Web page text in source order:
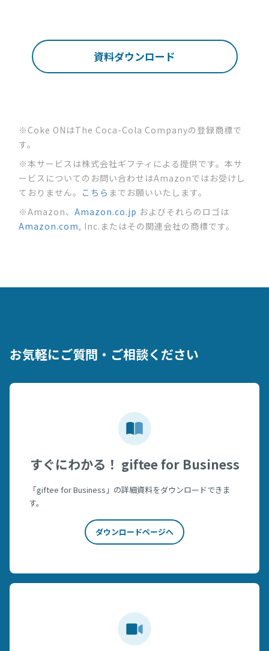
資料ダウンロード
※ Coke ONはThe Coca-Cola Companyの登録商標で
す。
※本サービスは株式会社ギフティによる提供です。本サ
ービスについてのお問い合わせはAmazonではお受けし
ておりません。 こちら までお願いいたします。
※Amazon、 Amazon.co.jp およびそれらのロゴは
Amazon.com, Inc.またはその関連会社の商標です。
お気軽にご質問・ご相談ください
すぐにわかる！ giftee for Business
「giftee for Business」の詳細資料をダウンロードできま
す。
ダウンロードページへ